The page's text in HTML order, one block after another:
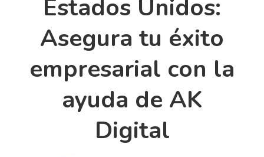
Estados Unidos:
Asegura tu éxito
empresarial con la
ayuda de AK
Digital